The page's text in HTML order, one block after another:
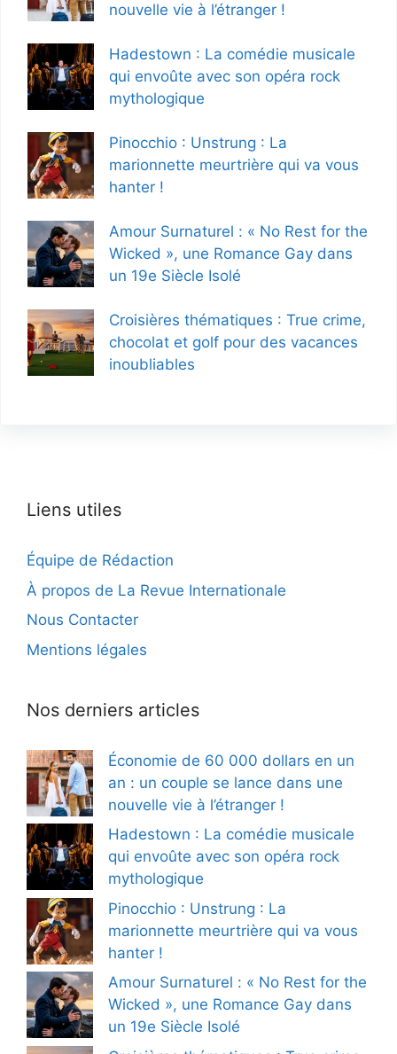
nouvelle vie à l’étranger !
Hadestown : La comédie musicale
qui envoûte avec son opéra rock
mythologique
Pinocchio : Unstrung : La
marionnette meurtrière qui va vous
hanter !
Amour Surnaturel : « No Rest for the
Wicked », une Romance Gay dans
un 19e Siècle Isolé
Croisières thématiques : True crime,
chocolat et golf pour des vacances
inoubliables
Liens utiles
Équipe de Rédaction
À propos de La Revue Internationale
Nous Contacter
Mentions légales
Nos derniers articles
Économie de 60 000 dollars en un
an : un couple se lance dans une
nouvelle vie à l’étranger !
Hadestown : La comédie musicale
qui envoûte avec son opéra rock
mythologique
Pinocchio : Unstrung : La
marionnette meurtrière qui va vous
hanter !
Amour Surnaturel : « No Rest for the
Wicked », une Romance Gay dans
un 19e Siècle Isolé